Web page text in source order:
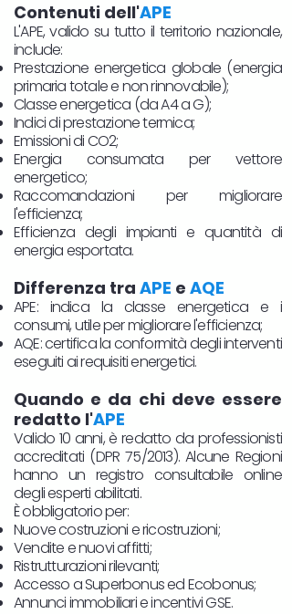
Contenuti dell'APE
L'APE, valido su tutto il territorio nazionale,
include:
Prestazione energetica globale (energia
primaria totale e non rinnovabile);
Classe energetica (da A4 a G);
Indici di prestazione termica;
Emissioni di CO2;
Energia consumata per vettore
energetico;
Raccomandazioni per migliorare
l'efficienza;
Efficienza degli impianti e quantità di
energia esportata.
Differenza tra APE e AQE
APE: indica la classe energetica e i
consumi, utile per migliorare l'efficienza;
AQE: certifica la conformità degli interventi
eseguiti ai requisiti energetici.
Quando e da chi deve essere
redatto l'APE
Valido 10 anni, è redatto da professionisti
accreditati (DPR 75/2013). Alcune Regioni
hanno un registro consultabile online
degli esperti abilitati.
È obbligatorio per:
Nuove costruzioni e ricostruzioni;
Vendite e nuovi affitti;
Ristrutturazioni rilevanti;
Accesso a Superbonus ed Ecobonus;
Annunci immobiliari e incentivi GSE.